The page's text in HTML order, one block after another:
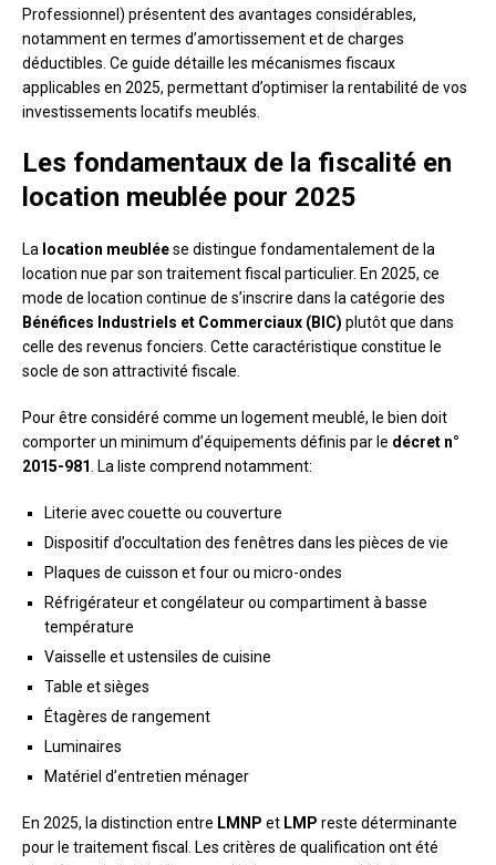
Professionnel) présentent des avantages considérables,
notamment en termes d’amortissement et de charges
déductibles. Ce guide détaille les mécanismes fiscaux
applicables en 2025, permettant d’optimiser la rentabilité de vos
investissements locatifs meublés.
Les fondamentaux de la fiscalité en
location meublée pour 2025
La location meubléese distingue fondamentalement de la
location nue par son traitement fiscal particulier. En 2025, ce
mode de location continue de s’inscrire dans la catégorie des
Bénéfices Industriels et Commerciaux (BIC) plutôt que dans
celle des revenus fonciers. Cette caractéristique constitue le
socle de son attractivité fiscale.
Pour être considéré comme un logement meublé, le bien doit
comporter un minimum d’équipements définis par le décret n°
2015-981
. La liste comprend notamment:
Literie avec couette ou couverture
Dispositif d’occultation des fenêtres dans les pièces de vie
Plaques de cuisson et four ou micro-ondes
Réfrigérateur et congélateur ou compartiment à basse
température
Vaisselle et ustensiles de cuisine
Table et sièges
Étagères de rangement
Luminaires
Matériel d’entretien ménager
En 2025, la distinction entre LMNP et LMP reste déterminante
pour le traitement fiscal. Les critères de qualification ont été